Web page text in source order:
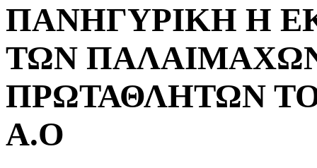
ΠΑΝHΓΥΡΙΚΗ Η
ΤΩΝ
ΠΡΩΤΑΘΛΗΤΩΝ
Α.Ο